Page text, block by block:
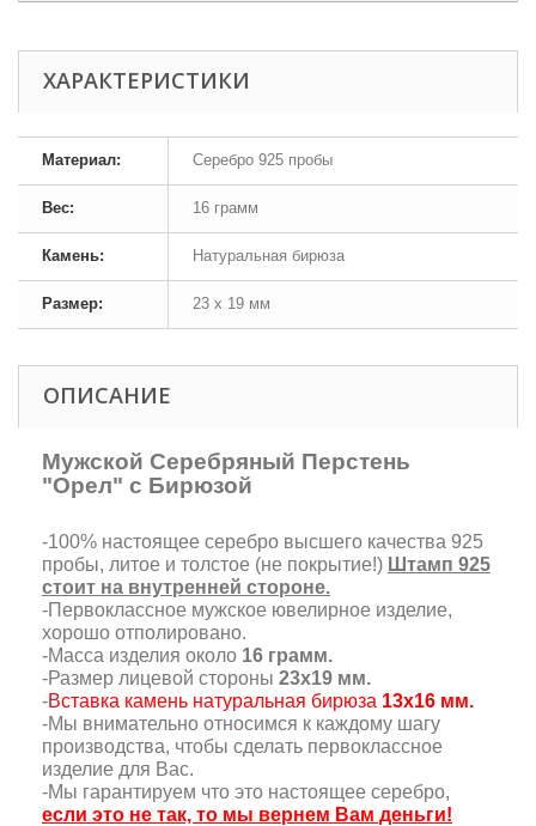
ХАРАКТЕРИСТИКИ
Материал: Серебро 925 пробы
Вес: 16 грамм
Камень: Натуральная бирюза
Размер: 23 х 19 мм
ОПИСАНИЕ
Мужской Серебряный Перстень
"Орел" с Бирюзой
-100% настоящее серебро высшего качества 925
пробы, литое и толстое (не покрытие!) Штамп 925
стоит на внутренней стороне.
-Первоклассное мужское ювелирное изделие,
хорошо отполировано.
-Масса изделия около 16 грамм.
-Размер лицевой стороны 23х19 мм.
-Вставка камень натуральная бирюза 13х16 мм.
-Мы внимательно относимся к каждому шагу
производства, чтобы сделать первоклассное
изделие для Вас.
-Мы гарантируем что это настоящее серебро,
если это не так, то мы вернем Вам деньги!